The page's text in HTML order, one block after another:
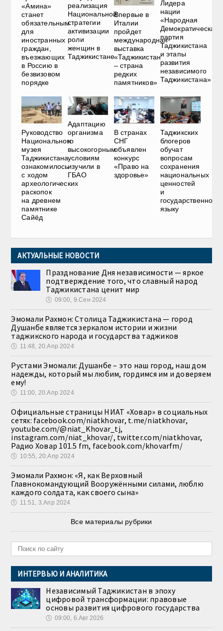
«Амина»
станет
обязательным
для
иностранных
граждан,
въезжающих
в Россию в
безвизовом
порядке
реализация
Национальной
стратегии
активизации
роли
женщин в
Таджикистане
Впервые в
Италии
пройдет
международная
выставка
«Таджикистан
– страна
редких
памятников»
Лидера
нации
«Народная
Демократическая
партия
Таджикистана
и этапы
развития
независимого
Таджикистана»
Руководство
Национального
музея
Таджикистана
ознакомилось
с ходом
археологических
раскопок
на древнем
памятнике
Сайёд
Адаптацию
организма
к
высокогорным
условиям
изучили в
ГБАО
В странах
СНГ
объявлен
конкурс
«Право на
здоровье»
Таджикских
блогеров
обучат
вопросам
сохранения
национальных
ценностей
и
государственному
языку
АКТУАЛЬНЫЕ НОВОСТИ
Празднование Дня независимости — яркое
подтверждение того, что славный народ
Таджикистана ценит мир
🕔 09:00, 9.Сен 2024
Эмомали Рахмон: Столица Таджикистана — город
Душанбе является зеркалом истории и жизни
таджикского народа и государства таджиков
🕔 11:48, 20.Апр 2024
Рустами Эмомали: Душанбе – это наш город, наш дом
надежды, который мы любим, гордимся им и доверяем
ему!
🕔 11:00, 20.Апр 2024
Официальные страницы НИАТ «Ховар» в социальных
сетях: facebook.com/niatkhovar, t.me/niatkhovar,
youtube.com/@niat_Khovar_tj,
instagram.com/niat_khovar/, twitter.com/niatkhovar,
Радио Ховар 101.5 fm, facebook.com/khovarfm/
🕔 10:55, 20.Апр 2024
Эмомали Рахмон: «Я, как Верховный
Главнокомандующий Вооружёнными силами, люблю
каждого солдата, как своего сына»
🕔 11:51, 3.Апр 2024
Все материалы рубрики
ИНТЕРВЬЮ И АНАЛИТИКА
Независимый Таджикистан в эпоху
цифровой трансформации: правовые
основы развития цифрового государства
🕔 09:00, 6.Авг 2026